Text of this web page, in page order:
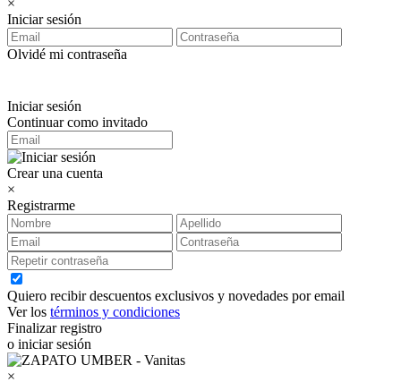
×
Iniciar sesión
Olvidé mi contraseña
Iniciar sesión
Continuar como invitado
Crear una cuenta
×
Registrarme
Quiero recibir descuentos exclusivos y novedades por email
Ver los términos y condiciones
Finalizar registro
o iniciar sesión
×